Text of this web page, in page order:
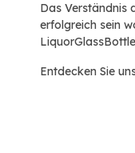
Das Verständnis
erfolgreich sein
Entdecken Sie